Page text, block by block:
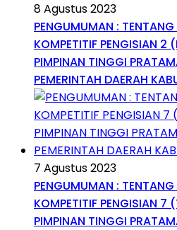
8 Agustus 2023
PENGUMUMAN : TENTANG
KOMPETITIF PENGISIAN
PIMPINAN TINGGI
PEMERINTAH DAERAH
7 Agustus 2023
PENGUMUMAN : TENTANG
KOMPETITIF PENGISIAN
PIMPINAN TINGGI